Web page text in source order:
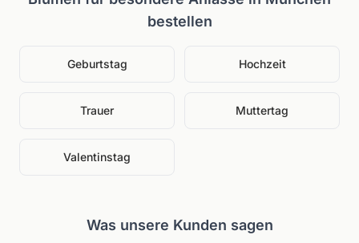
bestellen
Geburtstag Hochzeit
Trauer Muttertag
Valentinstag
Was unsere Kunden sagen